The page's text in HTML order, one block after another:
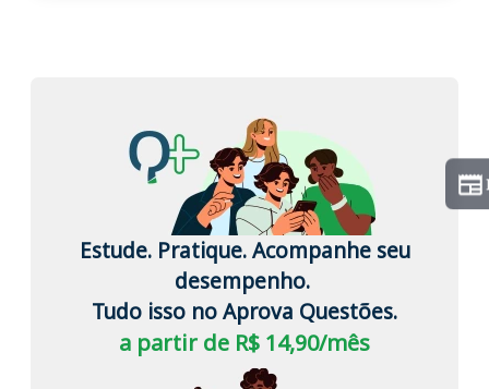
Estude. Pratique. Acompanhe seu
desempenho.
Tudo isso no Aprova Questões.
a partir de R$ 14,90/mês